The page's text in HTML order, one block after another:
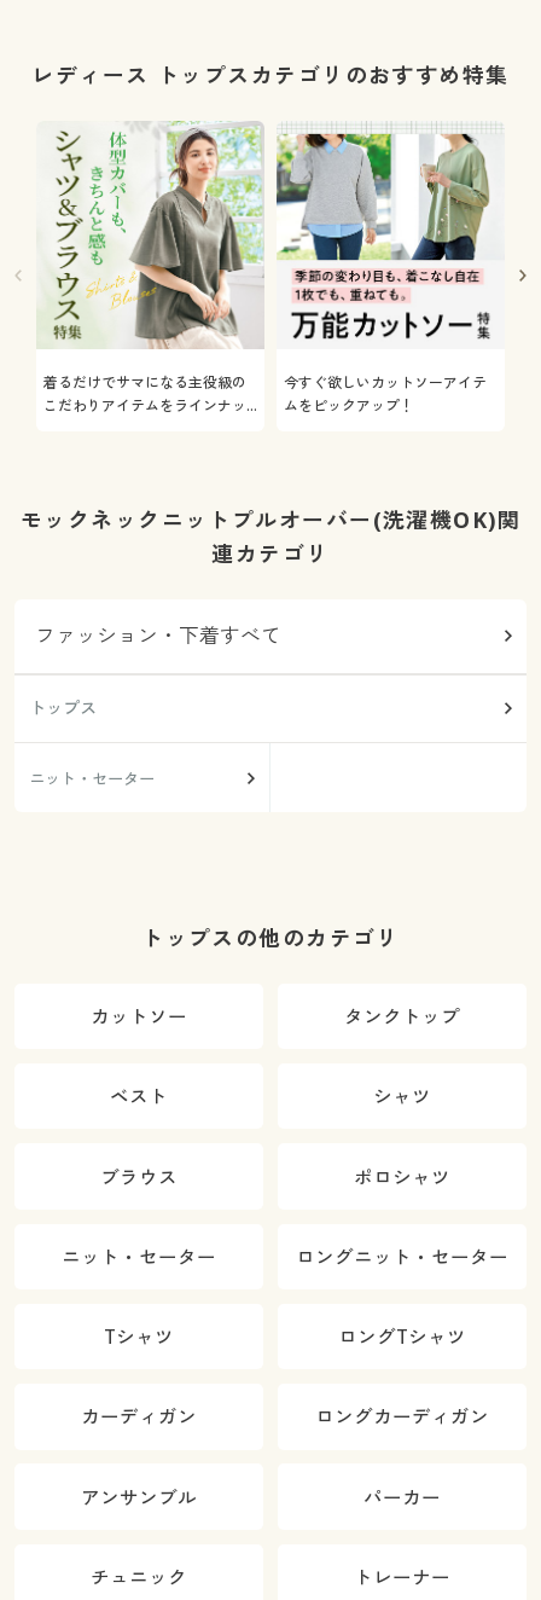
レディース トップスカテゴリのおすすめ特集
着るだけでサマになる主役級の
こだわりアイテムをラインナッ
今すぐ欲しいカットソーアイテ
ムをピックアップ！
モックネックニットプルオーバー(洗濯機OK)関
連カテゴリ
ファッション・下着すべて
トップス
ニット・セーター
トップスの他のカテゴリ
カットソー タンクトップ
ベスト シャツ
ブラウス ポロシャツ
ニット・セーター ロングニット・セーター
Tシャツ ロングTシャツ
カーディガン ロングカーディガン
アンサンブル パーカー
チュニック トレーナー